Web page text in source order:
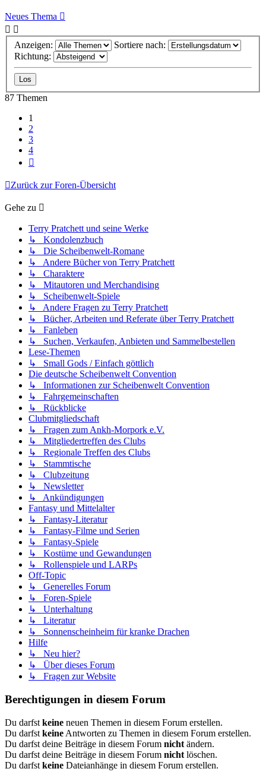
Neues Thema
Anzeigen:
Sortiere nach:
Richtung:
87 Themen
1
2
3
4
Zurück zur Foren-Übersicht
Gehe zu
Terry Pratchett und seine Werke
↳ Kondolenzbuch
↳ Die Scheibenwelt-Romane
↳ Andere Bücher von Terry Pratchett
↳ Charaktere
↳ Mitautoren und Merchandising
↳ Scheibenwelt-Spiele
↳ Andere Fragen zu Terry Pratchett
↳ Bücher, Arbeiten und Referate über Terry Pratchett
↳ Fanleben
↳ Suchen, Verkaufen, Anbieten und Sammelbestellen
Lese-Themen
↳ Small Gods / Einfach göttlich
Die deutsche Scheibenwelt Convention
↳ Informationen zur Scheibenwelt Convention
↳ Fahrgemeinschaften
↳ Rückblicke
Clubmitgliedschaft
↳ Fragen zum Ankh-Morpork e.V.
↳ Mitgliedertreffen des Clubs
↳ Regionale Treffen des Clubs
↳ Stammtische
↳ Clubzeitung
↳ Newsletter
↳ Ankündigungen
Fantasy und Mittelalter
↳ Fantasy-Literatur
↳ Fantasy-Filme und Serien
↳ Fantasy-Spiele
↳ Kostüme und Gewandungen
↳ Rollenspiele und LARPs
Off-Topic
↳ Generelles Forum
↳ Foren-Spiele
↳ Unterhaltung
↳ Literatur
↳ Sonnenscheinheim für kranke Drachen
Hilfe
↳ Neu hier?
↳ Über dieses Forum
↳ Fragen zur Website
Berechtigungen in diesem Forum
Du darfst keine neuen Themen in diesem Forum erstellen.
Du darfst keine Antworten zu Themen in diesem Forum erstellen.
Du darfst deine Beiträge in diesem Forum nicht ändern.
Du darfst deine Beiträge in diesem Forum nicht löschen.
Du darfst keine Dateianhänge in diesem Forum erstellen.